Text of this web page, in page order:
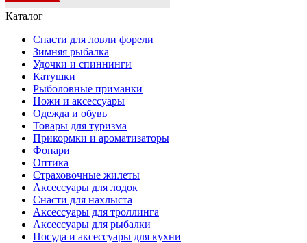
Каталог
Снасти для ловли форели
Зимняя рыбалка
Удочки и спиннинги
Катушки
Рыболовные приманки
Ножи и аксессуары
Одежда и обувь
Товары для туризма
Прикормки и ароматизаторы
Фонари
Оптика
Страховочные жилеты
Аксессуары для лодок
Снасти для нахлыста
Аксессуары для троллинга
Аксессуары для рыбалки
Посуда и аксессуары для кухни